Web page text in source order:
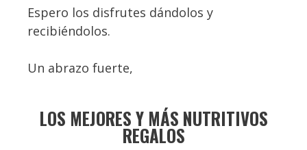
Espero los disfrutes dándolos y
recibiéndolos.
Un abrazo fuerte,
LOS MEJORES Y MÁS NUTRITIVOS
REGALOS